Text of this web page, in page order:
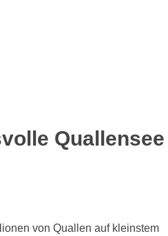
Quallensee
von Quallen auf kleinstem